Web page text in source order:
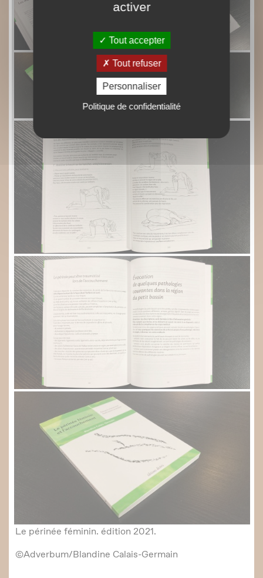
activer
Tout accepter
Tout refuser
Personnaliser
Politique de confidentialité